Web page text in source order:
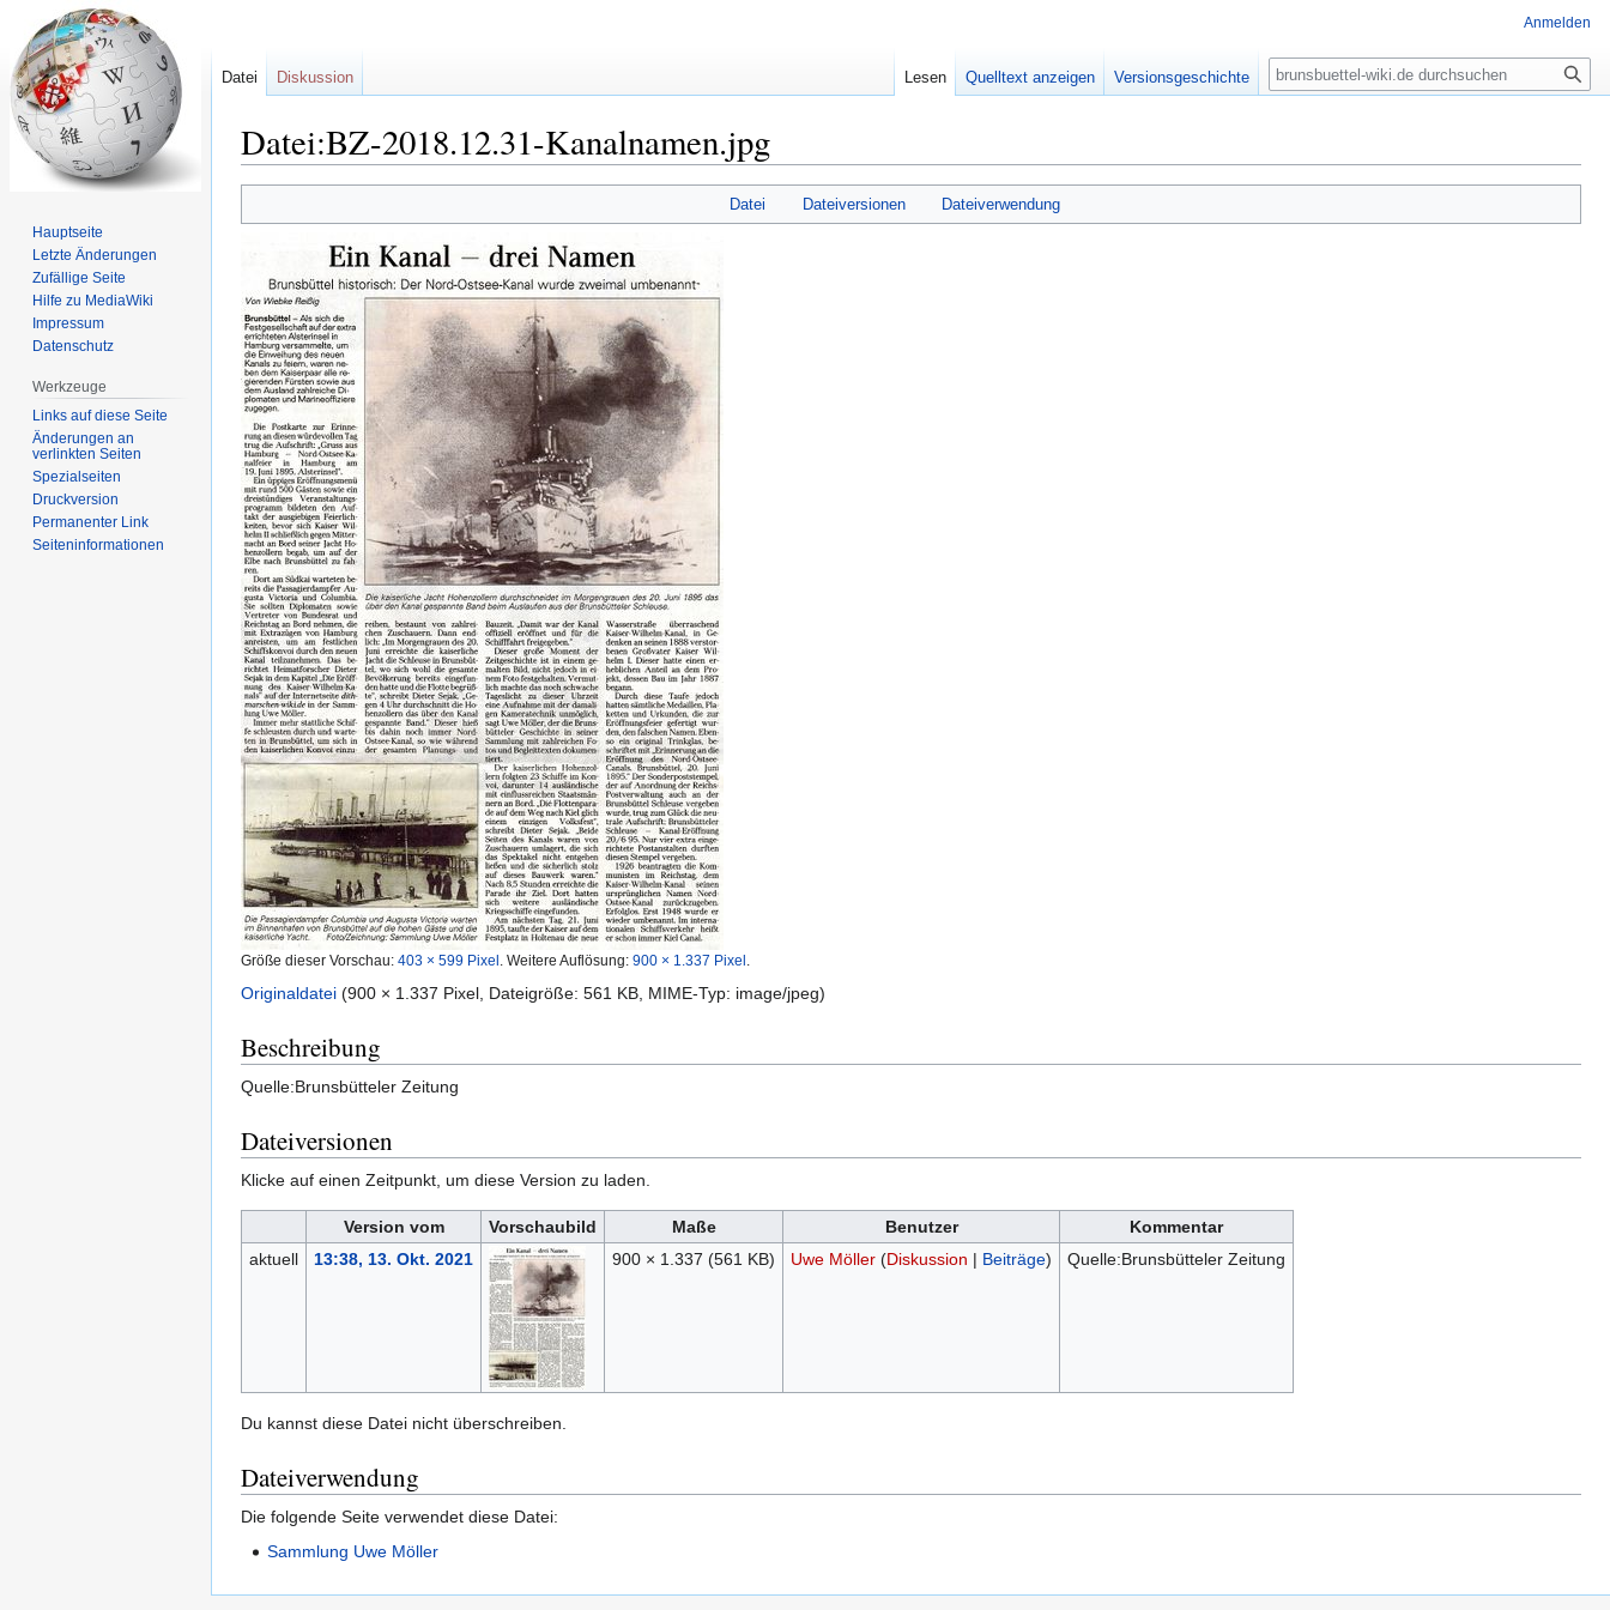
Datei:BZ-2018.12.31-Kanalnamen.jpg
Navigation
Suche
Datei Dateiversionen Dateiverwendung
Größe dieser Vorschau: 403 × 599 Pixel Weitere Auflösung: 900 × 1.337 Pixel
Originaldatei (900 × 1.337 Pixel, Dateigröße: 561 KB, MIME-Typ: image/jpeg)
Beschreibung
Quelle:Brunsbütteler Zeitung
Dateiversionen
Klicke auf einen Zeitpunkt, um diese Version zu laden.
Version vom Vorschaubild Maße Benutzer
Kommentar
aktuell
13:38, 13. Okt. 2021 900 × 1.337 (561 KB) Uwe Möller (Diskussion | Beiträge) Quelle:Brunsbütteler Zeitung
Du kannst diese Datei nicht überschreiben.
Dateiverwendung
Die folgende Seite verwendet diese Datei:
Sammlung Uwe Möller
Anmelden
Datei Diskussion Lesen Quelltext anzeigen Versionsgeschichte
Suche
Hauptseite
Letzte Änderungen
Zufällige Seite
Hilfe zu MediaWiki
Impressum
Datenschutz
Werkzeuge
Links auf diese Seite
Änderungen an
verlinkten Seiten
Spezialseiten
Druckversion
Permanenter Link
Seiten­informationen